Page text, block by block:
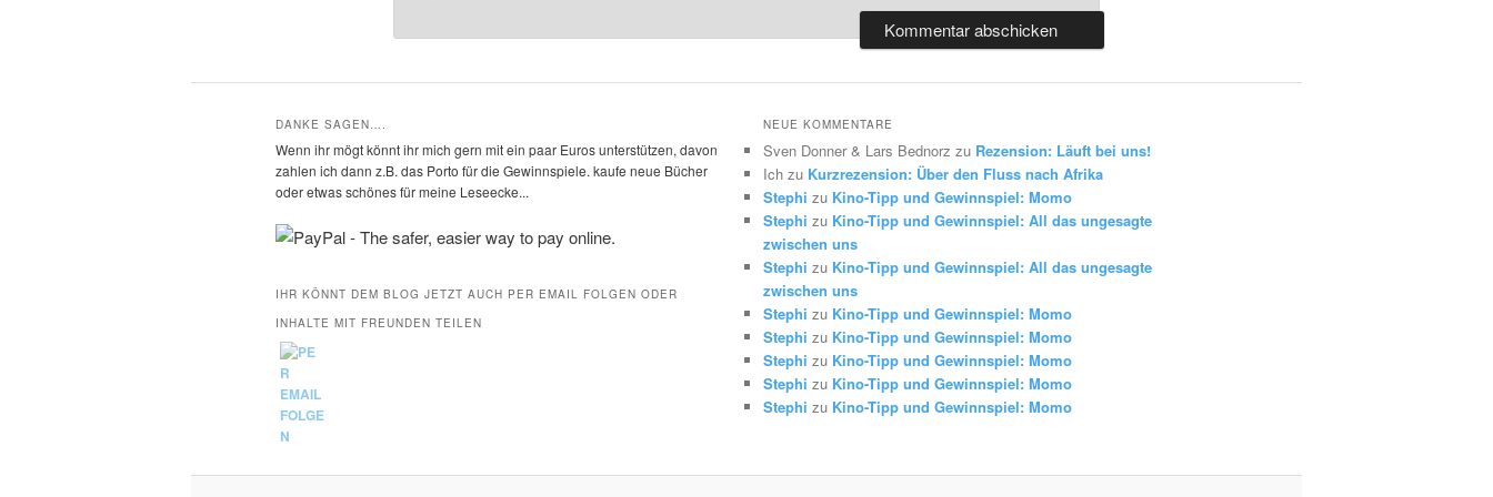
DANKE SAGEN….
Wenn ihr mögt könnt ihr mich gern mit ein paar Euros unterstützen, davon
zahlen ich dann z.B. das Porto für die Gewinnspiele. kaufe neue Bücher
oder etwas schönes für meine Leseecke...
IHR KÖNNT DEM BLOG JETZT AUCH PER EMAIL FOLGEN ODER
INHALTE MIT FREUNDEN TEILEN
NEUE KOMMENTARE
Sven Donner & Lars Bednorz zu Rezension: Läuft bei uns!
Ich zu Kurzrezension: Über den Fluss nach Afrika
Stephi zu Kino-Tipp und Gewinnspiel: Momo
Stephi zu Kino-Tipp und Gewinnspiel: All das ungesagte
zwischen uns
Stephi zu Kino-Tipp und Gewinnspiel: All das ungesagte
zwischen uns
Stephi zu Kino-Tipp und Gewinnspiel: Momo
Stephi zu Kino-Tipp und Gewinnspiel: Momo
Stephi zu Kino-Tipp und Gewinnspiel: Momo
Stephi zu Kino-Tipp und Gewinnspiel: Momo
Stephi zu Kino-Tipp und Gewinnspiel: Momo